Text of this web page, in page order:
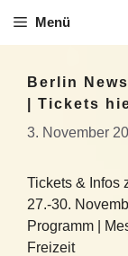
Inhalt
Menü
Berlin
| Tickets
3. November
Tickets & Infos
27.-30.
Programm |
Freizeit